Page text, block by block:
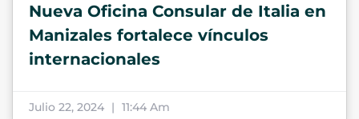
Nueva Oficina Consular de Italia en
Manizales fortalece vínculos
internacionales
Julio 22, 2024 11:44 Am